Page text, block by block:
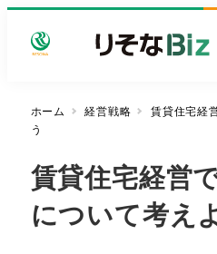
ホーム 経営戦略
賃貸住宅経
う
賃貸住宅経営
について考え